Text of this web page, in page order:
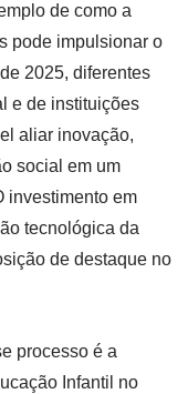
de como a
pode impulsionar o
2025, diferentes
e de instituições
aliar inovação,
social em um
investimento em
tecnológica da
de destaque no
processo é a
Infantil no